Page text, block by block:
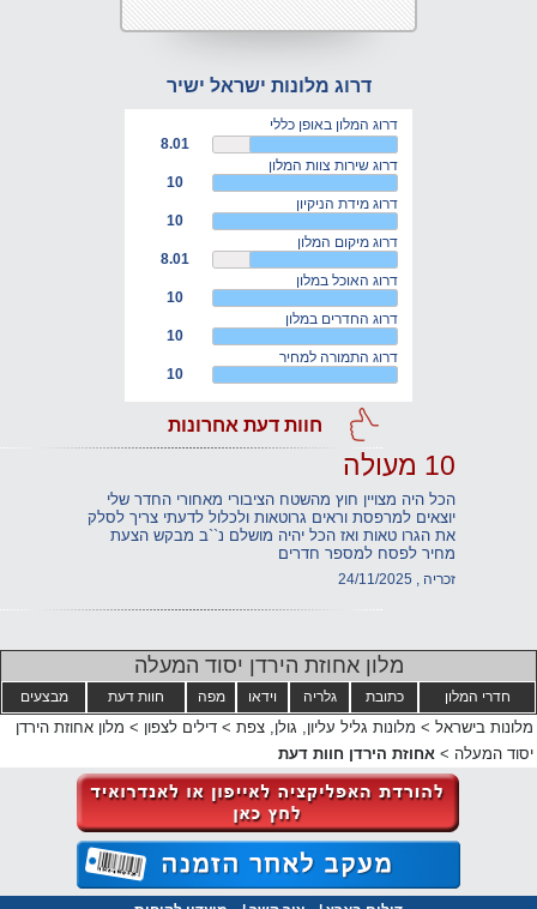
דרוג מלונות ישראל ישיר
דרוג המלון באופן כללי
8.01
דרוג שירות צוות המלון
10
דרוג מידת הניקיון
10
דרוג מיקום המלון
8.01
דרוג האוכל במלון
10
דרוג החדרים במלון
10
דרוג התמורה למחיר
10
חוות דעת אחרונות
10 מעולה
הכל היה מצויין חוץ מהשטח הציבורי מאחורי החדר שלי
יוצאים למרפסת וראים גרוטאות ולכלול לדעתי צריך לסלק
את הגרו טאות ואז הכל יהיה מושלם נ``ב מבקש הצעת
מחיר לפסח למספר חדרים
זכריה , 24/11/2025
מלון אחוזת הירדן יסוד המעלה
מבצעים חוות דעת מפה וידאו גלריה כתובת חדרי המלון
מלונות בישראל > מלונות גליל עליון, גולן, צפת > דילים לצפון > מלון אחוזת הירדן
יסוד המעלה > אחוזת הירדן חוות דעת